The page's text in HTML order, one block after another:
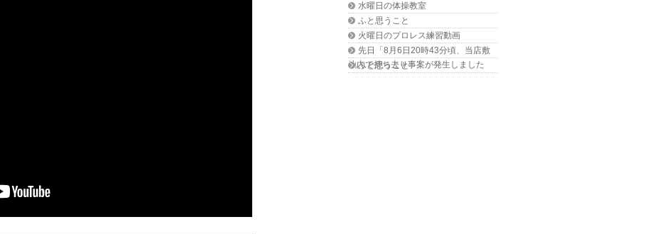
水曜日の体操教室
ふと思うこと
火曜日のプロレス練習動画
先日「8月6日20時43分頃、当店敷
地内で持ち去り事案が発生しました
ふと思うこと